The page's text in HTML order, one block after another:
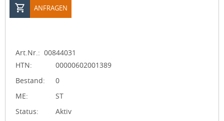
ANFRAGEN
Art.Nr.: 00844031
HTN:
00000602001389
Bestand:
0
ME:
ST
Status:
Aktiv